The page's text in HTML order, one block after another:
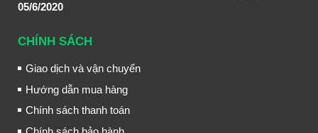
05/6/2020
CHÍNH SÁCH
Giao dịch và vận chuyển
Hướng dẫn mua hàng
Chính sách thanh toán